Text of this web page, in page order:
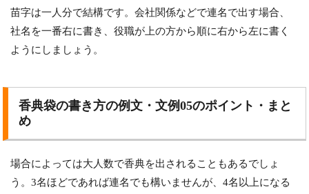
苗字は一人分で結構です。会社関係などで連名で出す場合、
社名を一番右に書き、役職が上の方から順に右から左に書く
ようにしましょう。
香典袋の書き方の例文・文例05のポイント・まと
め
場合によっては大人数で香典を出されることもあるでしょ
う。3名ほどであれば連名でも構いませんが、4名以上になる